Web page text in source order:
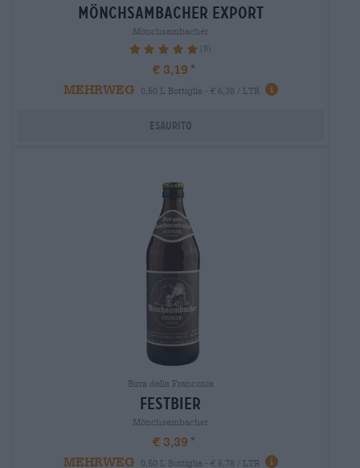
mönchsambacher export
Mönchsambacher
100% (8)
€ 3,19
MEHRWEG
0,50 L Bottiglia - € 6,38 / LTR
Esaurito
Birra della Franconia
festbier
Mönchsambacher
€ 3,39
MEHRWEG
0,50 L Bottiglia - € 6,78 / LTR